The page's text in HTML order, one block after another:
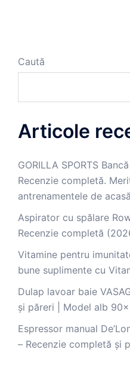
Caută
Articole
GORILLA SPORTS
Recenzie completă.
antrenamentele de
Aspirator cu spălare
Recenzie completă
Vitamine pentru
bune suplimente cu
Dulap lavoar baie
și păreri | Model alb
Espressor manual
– Recenzie completă și